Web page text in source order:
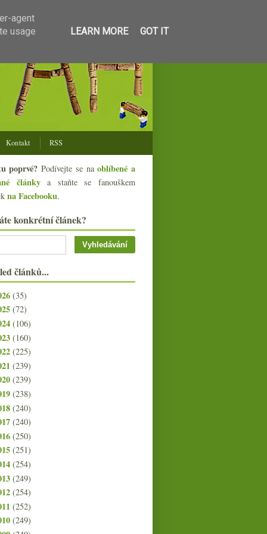
Kontakt RSS
poprvé? Podívejte se naoblíbené a
článkya staňte se fanouškem
na Facebooku.
konkrétní článek?
článků...
(35)
(72)
(106)
(160)
(225)
(239)
(239)
(238)
(240)
(240)
(250)
(251)
(254)
(249)
(254)
(252)
(249)
agent
usage
LEARN MORE GOT IT